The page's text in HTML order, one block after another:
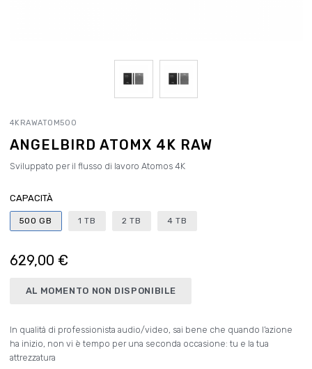
4KRAWATOM500
ANGELBIRD ATOMX 4K RAW
Sviluppato per il flusso di lavoro Atomos 4K
CAPACITÀ
500 GB 1 TB 2 TB 4 TB
629,00 €
AL MOMENTO NON DISPONIBILE
In qualità di professionista audio/video, sai bene che quando l’azione
ha inizio, non vi è tempo per una seconda occasione: tu e la tua
attrezzatura